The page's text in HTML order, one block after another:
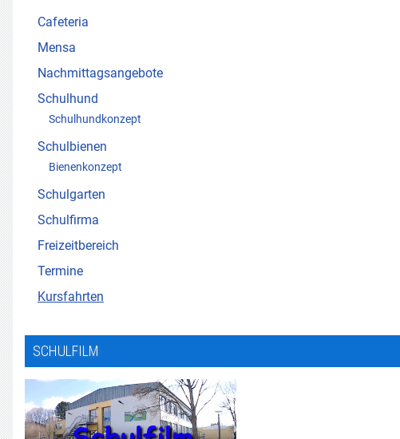
Cafeteria
Mensa
Nachmittagsangebote
Schulhund
Schulhundkonzept
Schulbienen
Bienenkonzept
Schulgarten
Schulfirma
Freizeitbereich
Termine
Kursfahrten
SCHULFILM